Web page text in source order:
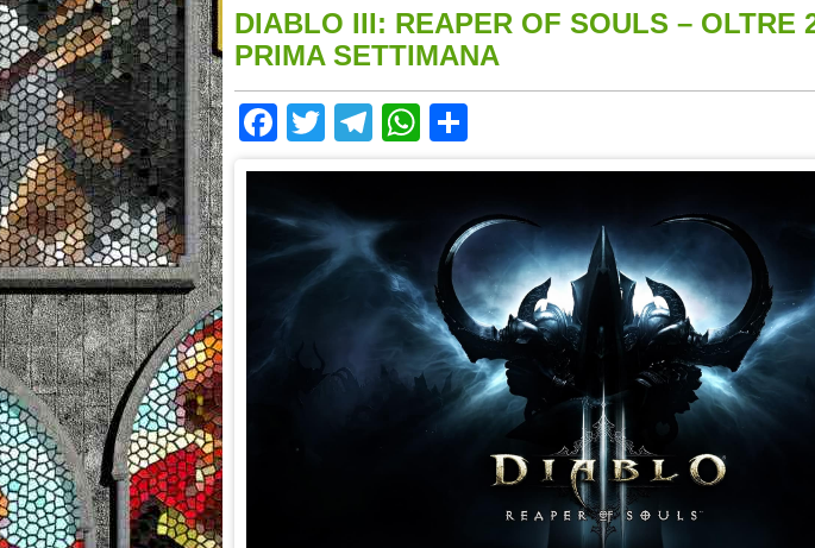
DIABLO III: REAPER OF SOULS – OLTRE
PRIMA SETTIMANA
Facebook
TwitterTelegram
WhatsApp